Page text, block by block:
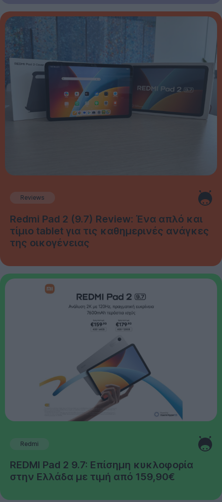
Reviews
Redmi Pad 2 (9.7) Review: Ένα απλό και
τίμιο tablet για τις καθημερινές ανάγκες
της οικογένειας
Redmi
REDMI Pad 2 9.7: Επίσημη κυκλοφορία
στην Ελλάδα με τιμή από 159,90€